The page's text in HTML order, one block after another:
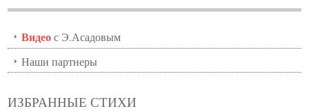
Видеос Э.Асадовым
Наши партнеры
ИЗБРАННЫЕ СТИХИ